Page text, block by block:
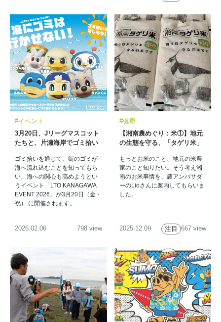
#イベント
3月20日、Jリーグマスコット
たちと、片瀬海岸でゴミ拾い
ゴミ拾いを通じて、街のゴミが
海へ流れ込むことを知ってもら
い、海への関心も高めようとい
うイベント「LTO KANAGAWA
EVENT 2026」が3月20日（金・
祝） に開催されます。
2026.02.06 798 view
#健康
【湘南農めぐり：米①】地元
の生態を守る、「タゲリ米」
もっとお米のこと、地元の米農
家のこと知りたい。そう考え湘
南のお米事情を、農アンバサダ
ーのLioさんに案内してもらいま
した。
2025.12.09 667 view
注目